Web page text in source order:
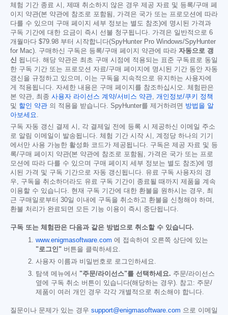
체험 기간 종료 시, 제때 취소하지 않은 경우 제공 자료 및 등록/구매 페
이지 약관(본 약관에 참조로 포함됨, 가격은 국가 또는 프로모션에 따라
다를 수 있으며 구매 페이지 세부 정보는 별도 참조)에 명시된 가격과
구독 기간에 대한 요금이 즉시 선불 청구됩니다. 가격은 일반적으로 6
개월마다 $79.98 부터 시작합니다(SpyHunter Pro Windows/SpyHunter
for Mac). 구매하신 구독은 등록/구매 페이지 약관에 따라 자동으로 갱
신 됩니다. 해당 약관은 최초 구매 시점에 적용되는 표준 구독료로 동일
한 구독 기간 또는 프로모션 자료/구매 페이지에 명시된 기간 동안 자동
갱신을 규정하고 있으며, 이는 구독을 지속적으로 유지하는 사용자에
게 적용됩니다. 자세한 내용은 구매 페이지를 참조하십시오. 체험판은
본 약관, 최종 사용자 라이선스 계약/서비스 약관, 개인정보/쿠키 정책
및 할인 약관 의 적용을 받습니다. SpyHunter를 제거하려면 방법을 알
아보세요.
구독 자동 갱신 결제 시, 각 결제일 전에 등록 시 제공하신 이메일 주소
로 알림 이메일이 발송됩니다. 체험 기간 시작 시, 계정당 하나의 기기
에서만 사용 가능한 활성화 코드가 제공됩니다. 구독은 제공 자료 및 등
록/구매 페이지 약관(본 약관에 참조로 포함됨, 가격은 국가 또는 프로
모션에 따라 다를 수 있으며 구매 페이지 세부 정보는 별도 참조)에 명
시된 가격 및 구독 기간으로 자동 갱신됩니다. 유료 구독 사용자의 경
우, 구독을 취소하더라도 유료 구독 기간이 종료될 때까지 제품을 계속
이용할 수 있습니다. 현재 구독 기간에 대한 환불을 원하시는 경우, 최
근 구매일로부터 30일 이내에 구독을 취소하고 환불을 신청해야 하며,
환불 처리가 완료되면 모든 기능 이용이 즉시 중단됩니다.
구독 또는 체험판은 다음과 같은 방법으로 취소할 수 있습니다.
www.enigmasoftware.com 에 접속하여 오른쪽 상단에 있는
"로그인" 버튼을 클릭하세요.
사용자 이름과 비밀번호로 로그인하세요.
탐색 메뉴에서 "주문/라이선스"를 선택하세요. 주문/라이선스
옆에 구독 취소 버튼이 있습니다(해당하는 경우). 참고: 주문/
제품이 여러 개인 경우 각각 개별적으로 취소해야 합니다.
질문이나 문제가 있는 경우 support@enigmasoftware.com 으로 이메일